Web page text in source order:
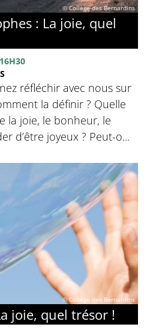
© Collège des Bernardins
: La joie, quel
réfléchir avec nous sur
la définir ? Quelle
la joie, le bonheur, le
d’être joyeux ? Peut-o...
© Collège des Bernardins
joie, quel trésor !